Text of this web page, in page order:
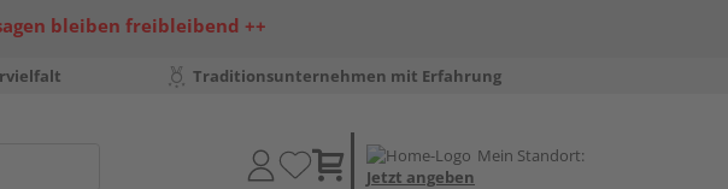
bleiben freibleibend ++
Traditionsunternehmen mit Erfahrung
Mein Standort:
Jetzt angeben